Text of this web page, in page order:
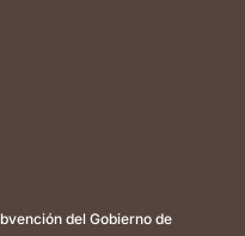
del Gobierno de